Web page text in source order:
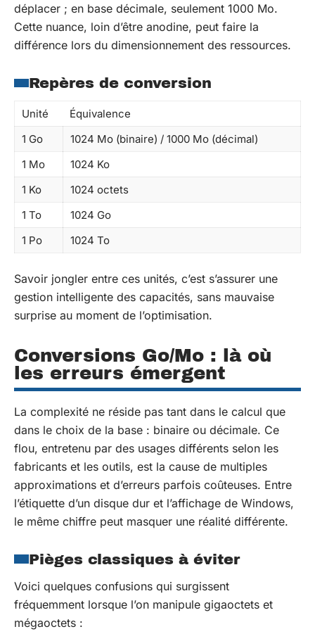
déplacer ; en base décimale, seulement 1000 Mo.
Cette nuance, loin d’être anodine, peut faire la
différence lors du dimensionnement des ressources.
Repères de conversion
Unité
Équivalence
1 Go
1024 Mo (binaire) / 1000 Mo (décimal)
1 Mo
1024 Ko
1 Ko
1024 octets
1 To
1024 Go
1 Po
1024 To
Savoir jongler entre ces unités, c’est s’assurer une
gestion intelligente des capacités, sans mauvaise
surprise au moment de l’optimisation.
Conversions Go/Mo : là où
les erreurs émergent
La complexité ne réside pas tant dans le calcul que
dans le choix de la base : binaire ou décimale. Ce
flou, entretenu par des usages différents selon les
fabricants et les outils, est la cause de multiples
approximations et d’erreurs parfois coûteuses. Entre
l’étiquette d’un disque dur et l’affichage de Windows,
le même chiffre peut masquer une réalité différente.
Pièges classiques à éviter
Voici quelques confusions qui surgissent
fréquemment lorsque l’on manipule gigaoctets et
mégaoctets :